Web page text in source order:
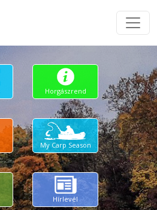
Horgászrend
My Carp Season
Hírlevél